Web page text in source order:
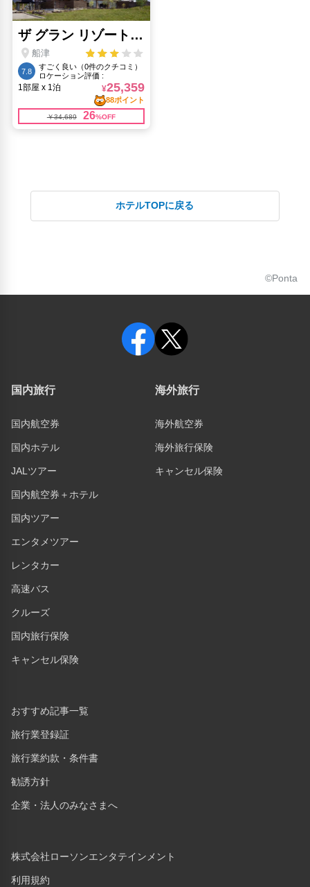
ホテルTOPに戻る
©Ponta
国内旅行
国内航空券
国内ホテル
JALツアー
国内航空券＋ホテル
国内ツアー
エンタメツアー
レンタカー
高速バス
クルーズ
国内旅行保険
キャンセル保険
海外旅行
海外航空券
海外旅行保険
キャンセル保険
おすすめ記事一覧
旅行業登録証
旅行業約款・条件書
勧誘方針
企業・法人のみなさまへ
株式会社ローソンエンタテインメント
利用規約